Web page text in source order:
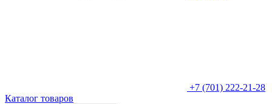
+7 (701) 222-21-28
Каталог товаров